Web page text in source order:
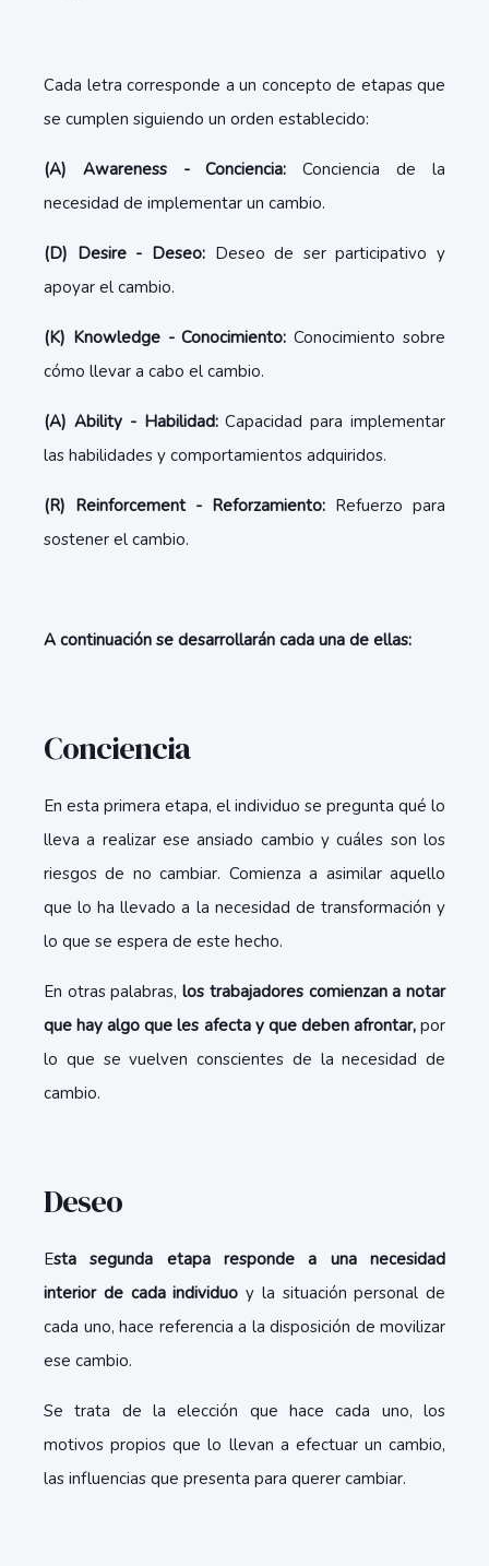
Cada letra corresponde a un concepto de etapas que
se cumplen siguiendo un orden establecido:
(A) Awareness - Conciencia: Conciencia de la
necesidad de implementar un cambio.
(D) Desire - Deseo:Deseo de ser participativo y
apoyar el cambio.
(K) Knowledge - Conocimiento: Conocimiento sobre
cómo llevar a cabo el cambio.
(A) Ability - Habilidad:Capacidad para implementar
las habilidades y comportamientos adquiridos.
(R) Reinforcement - Reforzamiento: Refuerzo para
sostener el cambio.
A continuación se desarrollarán cada una de ellas:
Conciencia
En esta primera etapa, el individuo se pregunta qué lo
lleva a realizar ese ansiado cambio y cuáles son los
riesgos de no cambiar. Comienza a asimilar aquello
que lo ha llevado a la necesidad de transformación y
lo que se espera de este hecho.
En otras palabras,los trabajadores comienzan a notar
que hay algo que les afecta y que deben afrontar,por
lo que se vuelven conscientes de la necesidad de
cambio.
Deseo
Esta segunda etapa responde a una necesidad
interior de cada individuo y la situación personal de
cada uno, hace referencia a la disposición de movilizar
ese cambio.
Se trata de la elección que hace cada uno, los
motivos propios que lo llevan a efectuar un cambio,
las influencias que presenta para querer cambiar.